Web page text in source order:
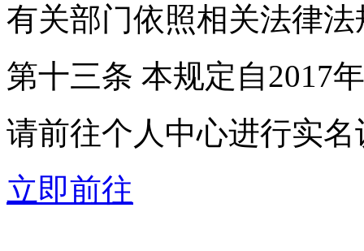
有关部门依照相关法律
第十三条 本规定自2017
请前往个人中心进行实名
立即前往